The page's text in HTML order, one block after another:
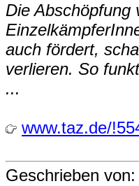
Die Abschöpfung
auch fördert,
verlieren. So
...
www.taz.de/
Geschrieben von: